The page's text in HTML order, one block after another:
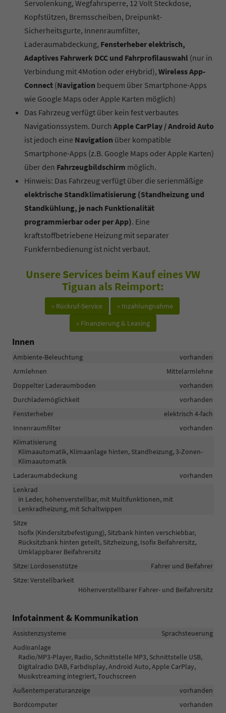
Servolenkung, Wegfahrsperre, 12 Volt Steckdose,
Kopfstützen, Bremsscheiben, Dreipunkt-
Sicherheitsgurte, Innenraumfilter,
Laderaumabdeckung, Fensterheber elektrisch,
Adaptives Fahrwerk DCC und Fahrprofilauswahl (nur in
Verbindung mit 4Motion oder eHybrid), Wireless App-
Connect (Navigation bequem über Smartphone-Apps
wie Google Maps oder Apple Karten möglich)
Das Fahrzeug verfügt über kein fest verbautes
Navigationssystem. Durch Apple CarPlay / Android Auto
ist jedoch eine Navigation über kompatible
Smartphone-Apps (z.B. Google Maps oder Apple Karten)
über den Fahrzeugbildschirm möglich.
Hinweis: Das Fahrzeug verfügt über die serienmäßige
elektrische Standklimatisierung (Standheizung und
Standkühlung, je nach Funktionalität
programmierbar oder per App). Eine
kraftstoffbetriebene Heizung mit separater
Funkfernbedienung ist nicht verbaut.
Unsere Services beim Kauf eines VW
Tiguan als Reimport:
» Rückruf-Service
» Inzahlungnahme
» Finanzierung & Leasing
Innen
Ambiente-Beleuchtung
vorhanden
Armlehnen
Mittelarmlehne
Doppelter Laderaumboden
vorhanden
Durchlademöglichkeit
vorhanden
Fensterheber
elektrisch 4-fach
Innenraumfilter
vorhanden
Klimatisierung
Klimaautomatik, Klimaanlage hinten, Standheizung, 3-Zonen-
Klimaautomatik
Laderaumabdeckung
vorhanden
Lenkrad
in Leder, höhenverstellbar, mit Multifunktionen, mit
Lenkradheizung, mit Schaltwippen
Sitze
Isofix (Kindersitzbefestigung), Sitzbank hinten verschiebbar,
Rücksitzbank hinten geteilt, Sitzheizung, Isofix Beifahrersitz,
Umklappbarer Beifahrersitz
Sitze: Lordosenstütze
Fahrer und Beifahrer
Sitze: Verstellbarkeit
Höhenverstellbarer Fahrer- und Beifahrersitz
Infotainment & Kommunikation
Assistenzsysteme
Sprachsteuerung
Audioanlage
Radio/MP3-Player, Radio, Schnittstelle MP3, Schnittstelle USB,
Digitalradio DAB, Farbdisplay, Android Auto, Apple CarPlay,
Musikstreaming integriert, Touchscreen
Außentemperaturanzeige
vorhanden
Bordcomputer
vorhanden